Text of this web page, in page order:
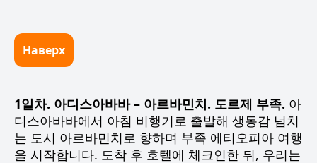
Наверх
1일차. 아디스아바바 – 아르바민치. 도르제 부족. 아
디스아바바에서 아침 비행기로 출발해 생동감 넘치
는 도시 아르바민치로 향하며 부족 에티오피아 여행
을 시작합니다. 도착 후 호텔에 체크인한 뒤, 우리는